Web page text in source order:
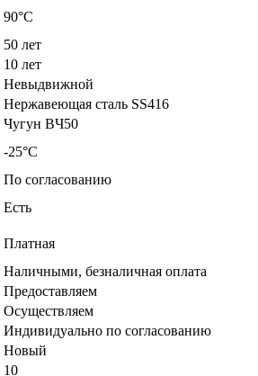
90°C
50 лет
10 лет
Невыдвижной
Нержавеющая сталь SS416
Чугун BЧ50
-25°C
По согласованию
Есть
Платная
Наличными, безналичная оплата
Предоставляем
Осуществляем
Индивидуально по согласованию
Новый
10